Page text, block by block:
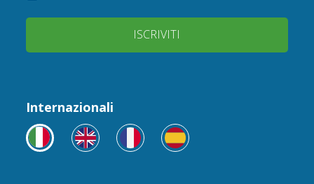
ISCRIVITI
Internazionali